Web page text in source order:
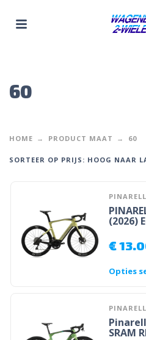
60
HOME PRODUCT MAAT 60
SORTEER OP PRIJS: HOOG NAAR
(2026)
€
Opties
SRAM